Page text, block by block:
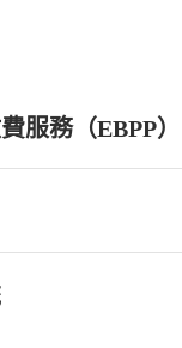
服務（EBPP）